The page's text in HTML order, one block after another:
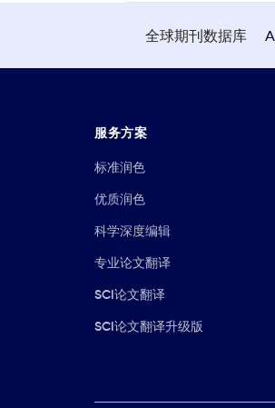
全球期刊数据库 A